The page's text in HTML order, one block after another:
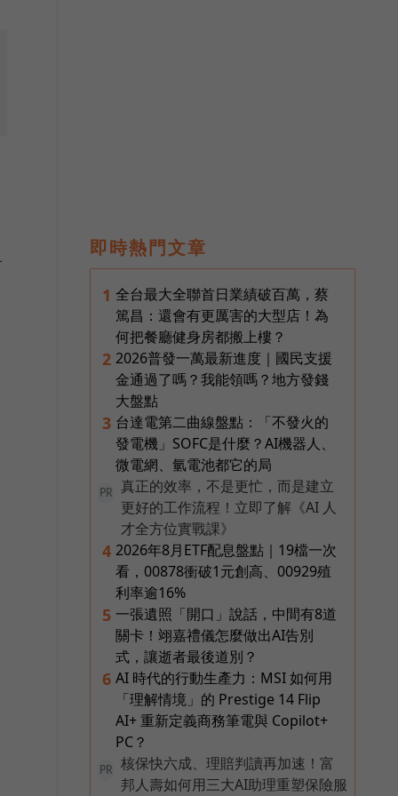
即時熱門文章
1 全台最大全聯首日業績破百萬，蔡
篤昌：還會有更厲害的大型店！為
何把餐廳健身房都搬上樓？
2 2026普發一萬最新進度｜國民支援
金通過了嗎？我能領嗎？地方發錢
大盤點
3 台達電第二曲線盤點：「不發火的
發電機」SOFC是什麼？AI機器人、
微電網、氫電池都它的局
PR
真正的效率，不是更忙，而是建立
更好的工作流程！立即了解《AI 人
才全方位實戰課》
4 2026年8月ETF配息盤點｜19檔一次
看，00878衝破1元創高、00929殖
利率逾16%
5 一張遺照「開口」說話，中間有8道
關卡！翊嘉禮儀怎麼做出AI告別
式，讓逝者最後道別？
6 AI 時代的行動生產力：MSI 如何用
「理解情境」的 Prestige 14 Flip
AI+ 重新定義商務筆電與 Copilot+
PC？
PR
核保快六成、理賠判讀再加速！富
邦人壽如何用三大AI助理重塑保險服